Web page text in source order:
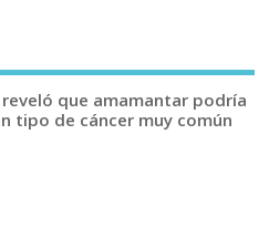
que amamantar podría
tipo de cáncer muy común